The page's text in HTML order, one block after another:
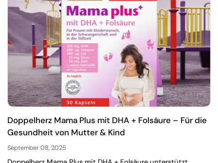
Doppelherz Mama Plus mit DHA + Folsäure – Für die
Gesundheit von Mutter & Kind
September 08, 2025